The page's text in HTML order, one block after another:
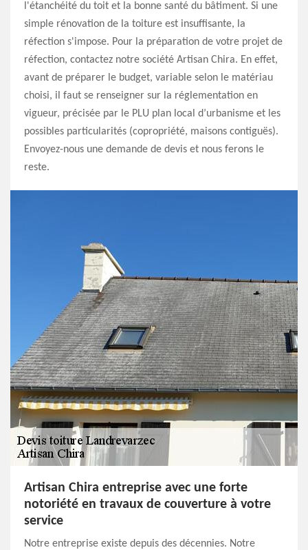
l'étanchéité du toit et la bonne santé du bâtiment. Si une
simple rénovation de la toiture est insuffisante, la
réfection s'impose. Pour la préparation de votre projet de
réfection, contactez notre société Artisan Chira. En effet,
avant de préparer le budget, variable selon le matériau
choisi, il faut se renseigner sur la réglementation en
vigueur, précisée par le PLU plan local d’urbanisme et les
possibles particularités (copropriété, maisons contiguës).
Envoyez-nous une demande de devis et nous ferons le
reste.
Artisan Chira entreprise avec une forte
notoriété en travaux de couverture à votre
service
Notre entreprise existe depuis des décennies. Notre